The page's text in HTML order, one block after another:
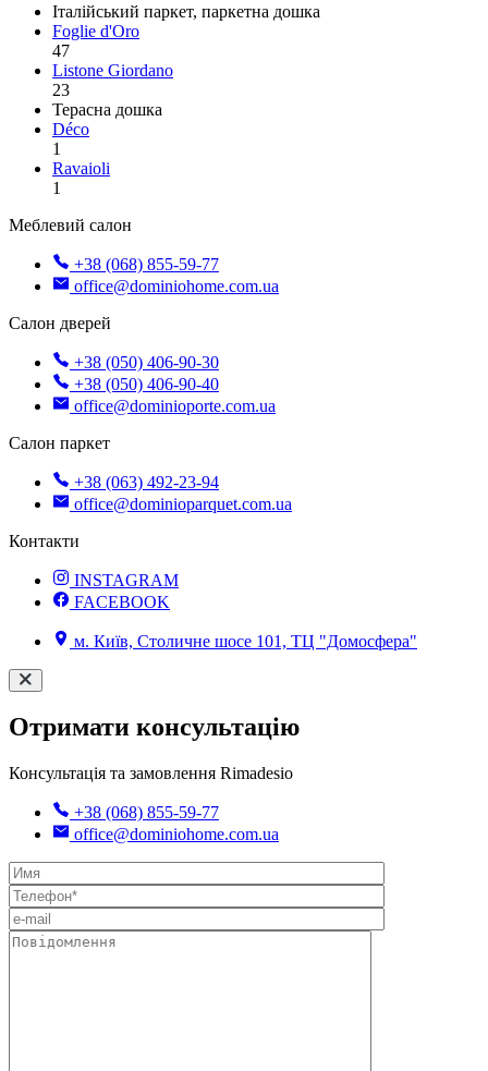
Італійський паркет, паркетна дошка
Foglie d'Oro
47
Listone Giordano
23
Терасна дошка
Déco
1
Ravaioli
1
Меблевий салон
+38 (068) 855-59-77
office@dominiohome.com.ua
Салон дверей
+38 (050) 406-90-30
+38 (050) 406-90-40
office@dominioporte.com.ua
Салон паркет
+38 (063) 492-23-94
office@dominioparquet.com.ua
Контакти
INSTAGRAM
FACEBOOK
м. Київ, Столичне шосе 101, ТЦ "Домосфера"
Отримати консультацію
Консультація та замовлення Rimadesio
+38 (068) 855-59-77
office@dominiohome.com.ua